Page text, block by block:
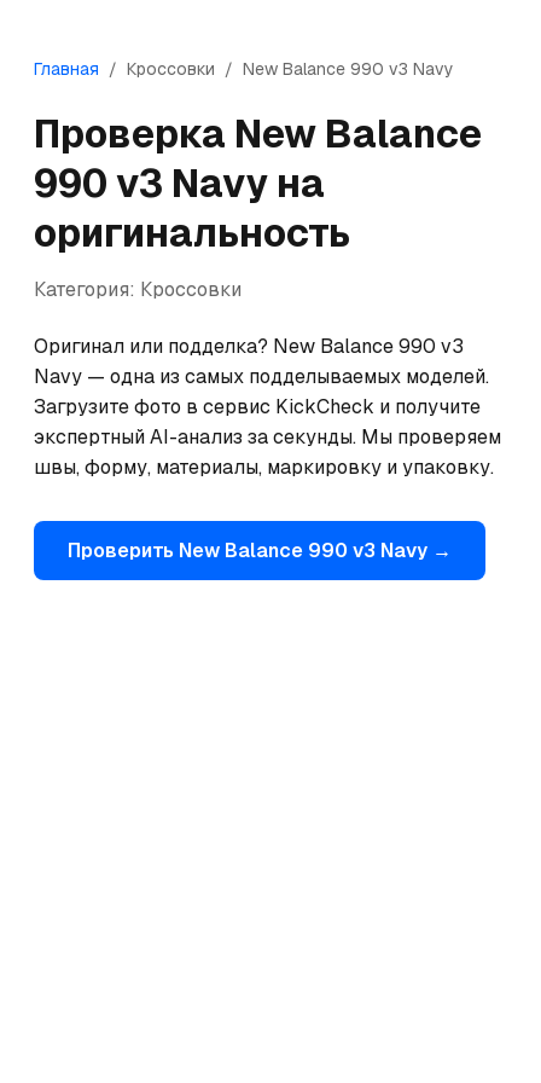
Главная / Кроссовки / New Balance 990 v3 Navy
Проверка New Balance
990 v3 Navy на
оригинальность
Категория: Кроссовки
Оригинал или подделка? New Balance 990 v3
Navy — одна из самых подделываемых моделей.
Загрузите фото в сервис KickCheck и получите
экспертный AI-анализ за секунды. Мы проверяем
швы, форму, материалы, маркировку и упаковку.
Проверить New Balance 990 v3 Navy →